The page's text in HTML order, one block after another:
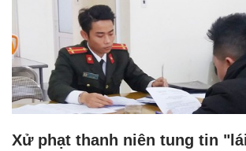
Xử phạt thanh niên tung tin